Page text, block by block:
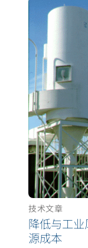
技术文章
降低与工
源成本